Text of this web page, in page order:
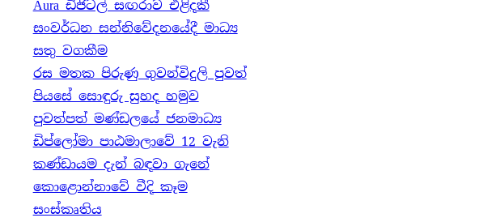
Aura ඩිජිටල් සඟරාව එළිදකී
සංවර්ධන සන්නිවේදනයේදී මාධ්‍ය
සතු වගකීම
රස මතක පිරුණු ගුවන්විදුලි පුවත්
පියසේ සොඳුරු සුහද හමුව
පුවත්පත් මණ්ඩලයේ ජනමාධ්‍ය
ඩිප්ලෝමා පාඨමාලාවේ 12 වැනි
කණ්ඩායම දැන් බඳවා ගැනේ
කොළොන්නාවේ වීදි කෑම
සංස්කෘතිය